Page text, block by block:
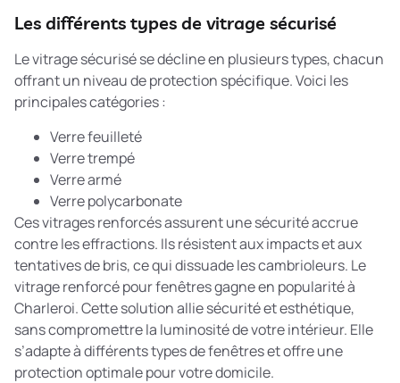
Les différents types de vitrage sécurisé
Le vitrage sécurisé se décline en plusieurs types, chacun
offrant un niveau de protection spécifique. Voici les
principales catégories :
Verre feuilleté
Verre trempé
Verre armé
Verre polycarbonate
Ces vitrages renforcés assurent une sécurité accrue
contre les effractions. Ils résistent aux impacts et aux
tentatives de bris, ce qui dissuade les cambrioleurs. Le
vitrage renforcé pour fenêtresgagne en popularité à
Charleroi. Cette solution allie sécurité et esthétique,
sans compromettre la luminosité de votre intérieur. Elle
s’adapte à différents types de fenêtres et offre une
protection optimale pour votre domicile.